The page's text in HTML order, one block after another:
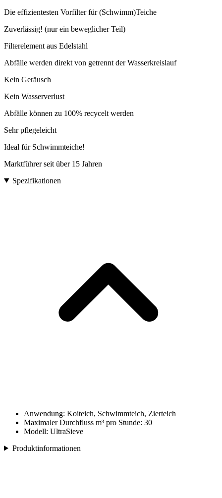
Die effizientesten Vorfilter für (Schwimm)Teiche
Zuverlässig! (nur ein beweglicher Teil)
Filterelement aus Edelstahl
Abfälle werden direkt von getrennt der Wasserkreislauf
Kein Geräusch
Kein Wasserverlust
Abfälle können zu 100% recycelt werden
Sehr pflegeleicht
Ideal für Schwimmteiche!
Marktführer seit über 15 Jahren
Spezifikationen
Anwendung: Koiteich, Schwimmteich, Zierteich
Maximaler Durchfluss m³ pro Stunde: 30
Modell: UltraSieve
Produktinformationen